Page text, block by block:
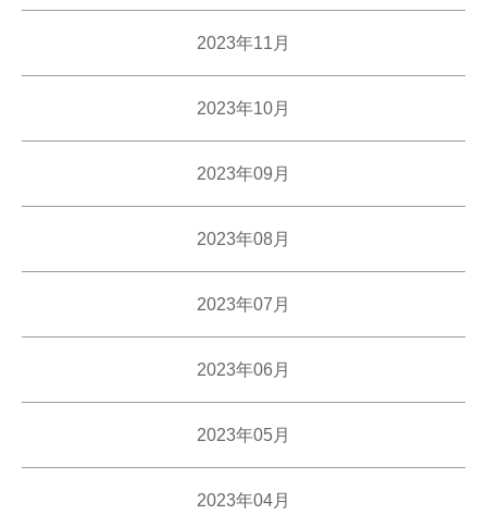
2023年11月
2023年10月
2023年09月
2023年08月
2023年07月
2023年06月
2023年05月
2023年04月